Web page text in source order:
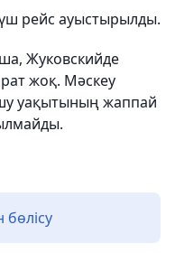
рейс ауыстырылды.
Жуковскийде
жоқ. Мәскеу
уақытының жаппай